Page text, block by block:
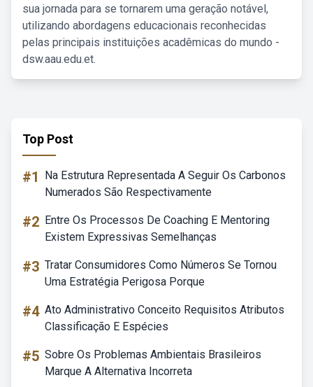
sua jornada para se tornarem uma geração notável,
utilizando abordagens educacionais reconhecidas
pelas principais instituições acadêmicas do mundo -
dsw.aau.edu.et.
Top Post
#1
Na Estrutura Representada A Seguir Os Carbonos
Numerados São Respectivamente
#2 Entre Os Processos De Coaching E Mentoring
Existem Expressivas Semelhanças
#3 Tratar Consumidores Como Números Se Tornou
Uma Estratégia Perigosa Porque
#4 Ato Administrativo Conceito Requisitos Atributos
Classificação E Espécies
#5 Sobre Os Problemas Ambientais Brasileiros
Marque A Alternativa Incorreta